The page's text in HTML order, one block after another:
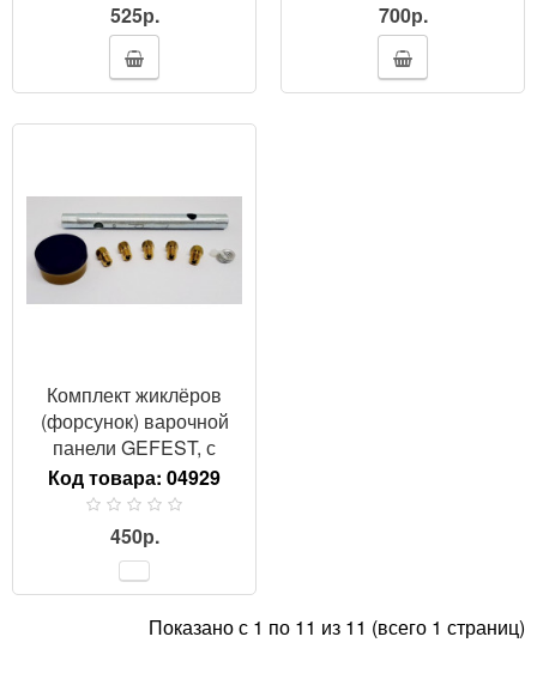
525р. 700р.
Комплект жиклёров
(форсунок) варочной
панели GEFEST, с
ключом (природный газ)
Код товара: 04929
450р.
Показано с 1 по 11 из 11 (всего 1 страниц)